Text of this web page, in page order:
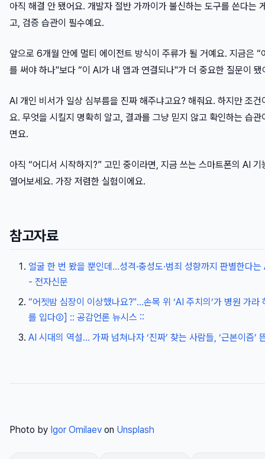
아직 해결 안 됐어요. 개발자 절반 가까이가 불신하는 도구를 쓴다는
고, 검증 습관이 필수예요.
앞으로 6개월 안에 멀티 에이전트 방식이 주류가 될 거예요. 지금은 “
를 써야 하나"보다 “이 AI가 내 앱과 연결되나"가 더 중요한 질문이 됐
AI 개인 비서가 일상 심부름을 진짜 해주냐고요? 해줘요. 하지만 조건
요. 무엇을 시킬지 명확히 알고, 결과를 그냥 믿지 않고 확인하는 습관
면요.
아직 “어디서 시작하지?” 고민 중이라면, 지금 쓰는 스마트폰의 AI 기
열어보세요. 가장 저렴한 실험이에요.
참고자료
얼굴 한 번 봤을 뿐인데…성격·충성도·범죄 성향까지 판별한다는
- 전자신문
“어젯밤 심장이 이상했나요?"…손목 위 ‘AI 주치의’가 병원 가라
를 입다②] :: 공감언론 뉴시스 ::
AI 시대의 역설… 가짜 넘쳐나자 ‘진짜’ 찾는 사람들, ‘근본이즘’
Photo by Igor Omilaev on Unsplash